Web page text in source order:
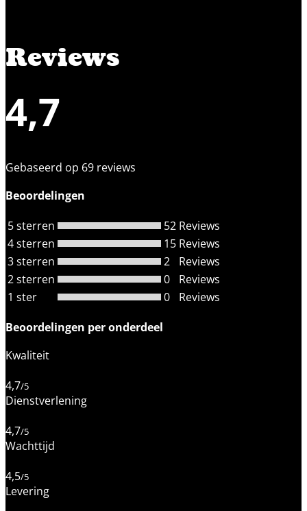
Reviews
4,7
Gebaseerd op 69 reviews
Beoordelingen
5 sterren
52 Reviews
4 sterren
15 Reviews
3 sterren
2
Reviews
2 sterren
0
Reviews
1 ster
0
Reviews
Beoordelingen per onderdeel
Kwaliteit
4,7/5
Dienstverlening
4,7/5
Wachttijd
4,5/5
Levering